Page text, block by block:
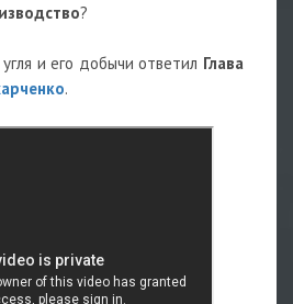
?
и его добычи ответил Глава
.